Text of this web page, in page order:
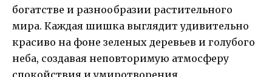
богатстве и разнообразии растительного
мира. Каждая шишка выглядит удивительно
красиво на фоне зеленых деревьев и голубого
неба, создавая неповторимую атмосферу
спокойствия и умиротворения.